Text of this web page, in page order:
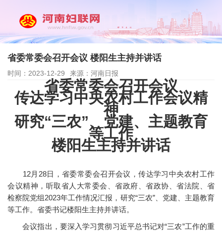
省委常委会召开会议 楼阳生主持并讲话
时间：2023-12-29 来源：河南日报
省委常委会召开会议
传达学习中央农村工作会议精
神
研究“三农”、党建、主题教育
等工作
楼阳生主持并讲话
12月28日，省委常委会召开会议，传达学习中央农村工作
会议精神，听取省人大常委会、省政府、省政协、省法院、省
检察院党组2023年工作情况汇报，研究“三农”、党建、主题教育
等工作。省委书记楼阳生主持并讲话。
会议指出，要深入学习贯彻习近平总书记对“三农”工作的重